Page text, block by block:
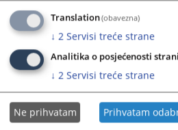
Čime je učinio krivično djelo
stav 2. u vezi sa stavom 1. Krivičnog
odredbe čl. 62. i 63.
KZ RS izriče
Translation(obavezna)
↓ 2 Servisi treće strane
Analitika o posjećenosti
↓ 2 Servisi treće strane
Ne prihvatam Prihvatam